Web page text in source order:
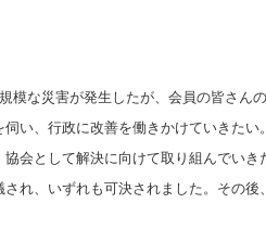
な災害が発生したが、会員の皆さん
い、行政に改善を働きかけていきた
会として解決に向けて取り組んでいき
れ、いずれも可決されました。その